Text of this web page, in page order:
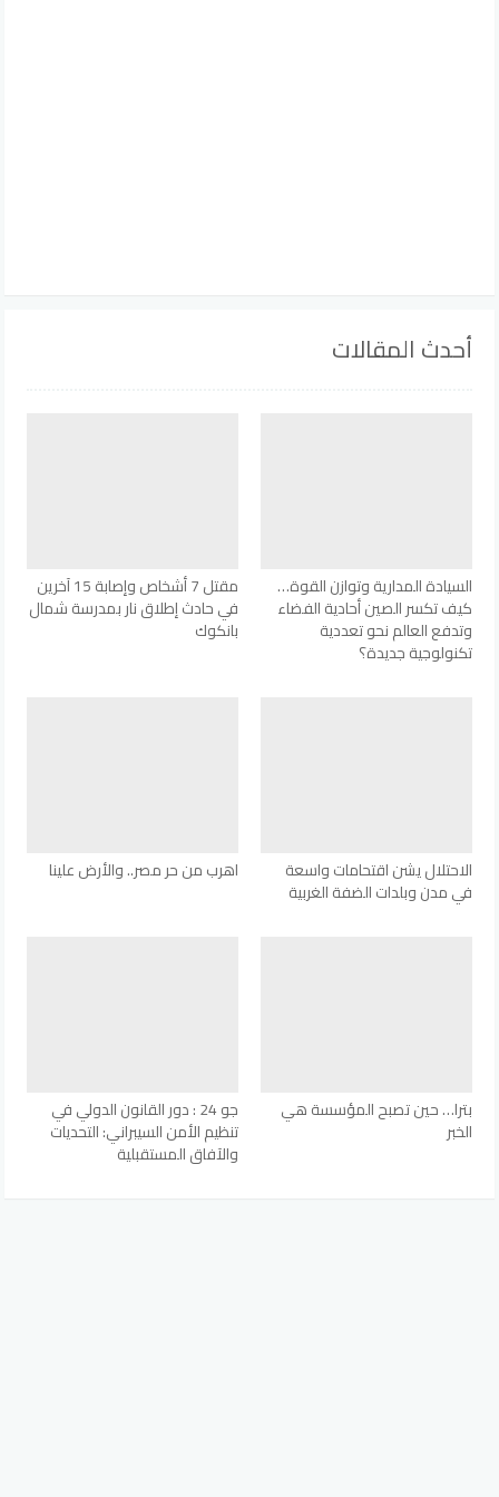
أحدث المقالات
السيادة المدارية وتوازن القوة…
كيف تكسر الصين أحادية الفضاء
وتدفع العالم نحو تعددية
تكنولوجية جديدة؟
مقتل 7 أشخاص وإصابة 15 آخرين
في حادث إطلاق نار بمدرسة شمال
بانكوك
الاحتلال يشن اقتحامات واسعة
في مدن وبلدات الضفة الغربية
اهرب من حر مصر.. والأرض علينا
بترا… حين تصبح المؤسسة هي
الخبر
جو 24 : دور القانون الدولي في
تنظيم الأمن السيبراني: التحديات
والآفاق المستقبلية